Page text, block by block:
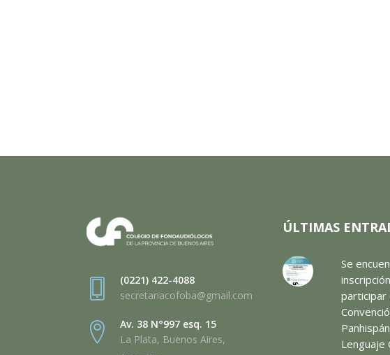
(0221) 422-4088
secretariacofoba@gmail.com
Av. 38 N°997 esq. 15
La Plata, Buenos Aires,
ÚLTIMAS
Se
participar
Lenguaje